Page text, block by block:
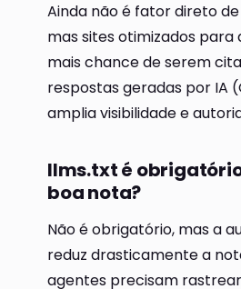
Ainda não é fator direto
mas sites otimizados
mais chance de serem
respostas geradas por IA
amplia visibilidade e
llms.txt é
boa nota?
Não é obrigatório, mas a
reduz drasticamente a
agentes precisam